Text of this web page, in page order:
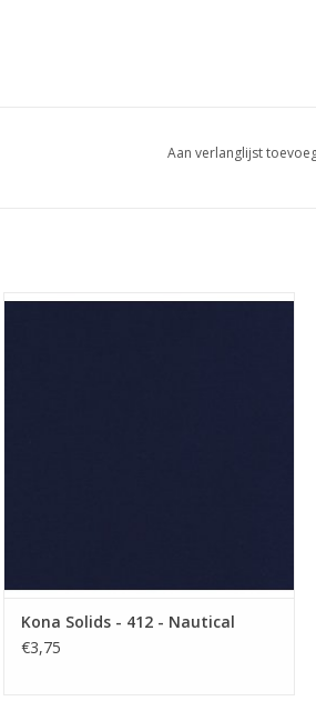
Aan verlanglijst
heel donkerblauwe effen stof
Kona Solids - 412 - Nautical
€3,75